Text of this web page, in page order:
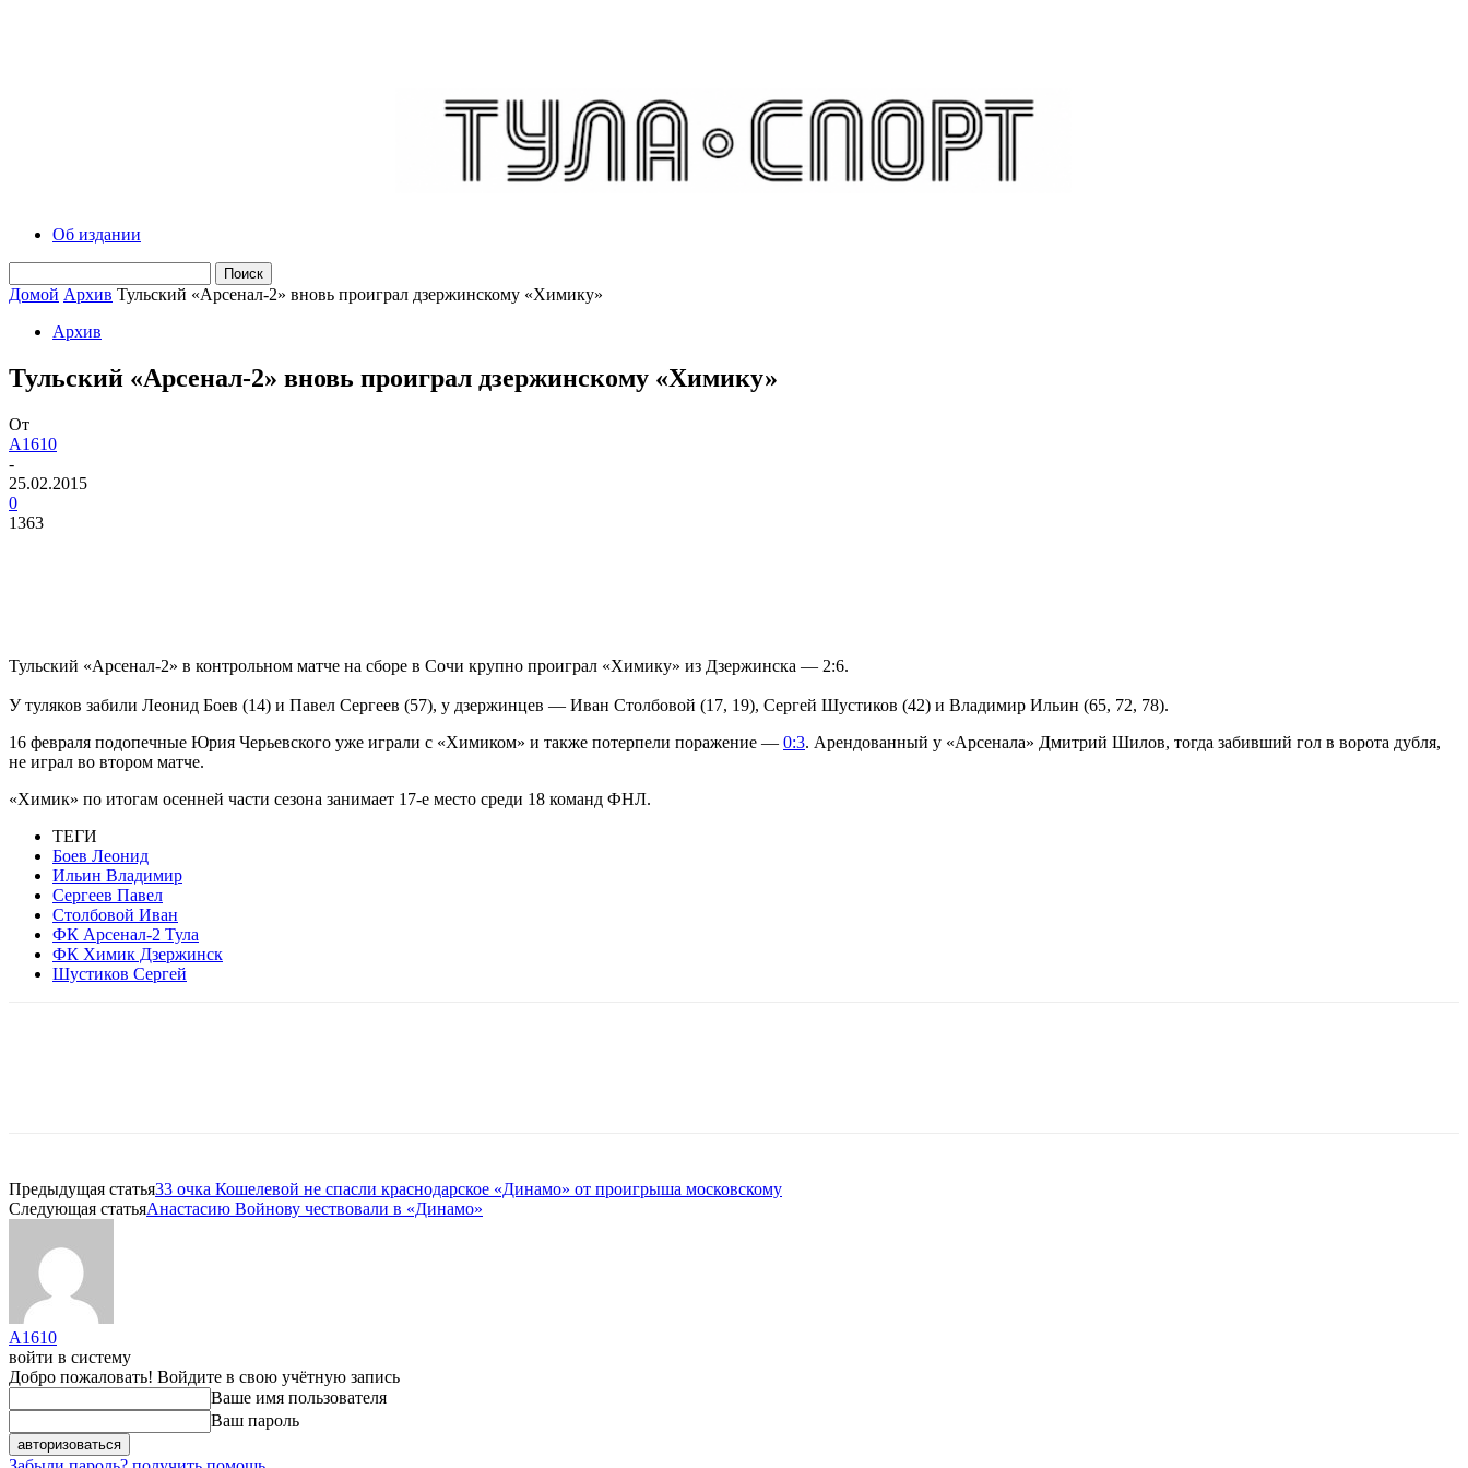
Об издании
Домой Архив Тульский «Арсенал-2» вновь проиграл дзержинскому «Химику»
Архив
Тульский «Арсенал-2» вновь проиграл дзержинскому «Химику»
От
A1610
-
25.02.2015
0
1363
Тульский «Арсенал-2» в контрольном матче на сборе в Сочи крупно проиграл «Химику» из Дзержинска — 2:6.
У туляков забили Леонид Боев (14) и Павел Сергеев (57), у дзержинцев — Иван Столбовой (17, 19), Сергей Шустиков (42) и Владимир Ильин (65, 72, 78).
16 февраля подопечные Юрия Черьевского уже играли с «Химиком» и также потерпели поражение — 0:3. Арендованный у «Арсенала» Дмитрий Шилов, тогда забивший гол в ворота дубля,
не играл во втором матче.
«Химик» по итогам осенней части сезона занимает 17-е место среди 18 команд ФНЛ.
ТЕГИ
Боев Леонид
Ильин Владимир
Сергеев Павел
Столбовой Иван
ФК Арсенал-2 Тула
ФК Химик Дзержинск
Шустиков Сергей
Предыдущая статья33 очка Кошелевой не спасли краснодарское «Динамо» от проигрыша московскому
Следующая статьяАнастасию Войнову чествовали в «Динамо»
A1610
войти в систему
Добро пожаловать! Войдите в свою учётную запись
Ваше имя пользователя
Ваш пароль